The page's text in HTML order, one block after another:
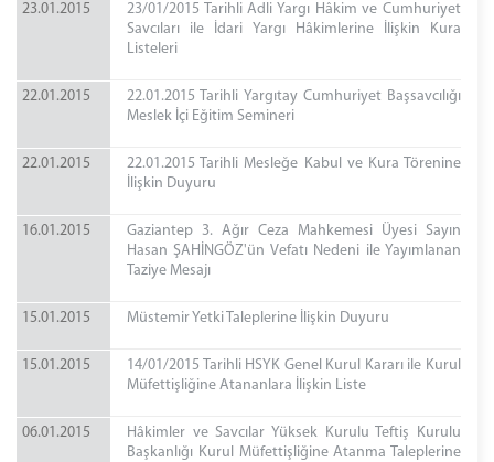
23.01.2015
23/01/2015 Tarihli Adli Yargı Hâkim ve Cumhuriyet
Savcıları ile İdari Yargı Hâkimlerine İlişkin Kura
Listeleri
22.01.2015
22.01.2015 Tarihli Yargıtay Cumhuriyet Başsavcılığı
Meslek İçi Eğitim Semineri
22.01.2015
22.01.2015 Tarihli Mesleğe Kabul ve Kura Törenine
İlişkin Duyuru
16.01.2015
Gaziantep 3. Ağır Ceza Mahkemesi Üyesi Sayın
Hasan ŞAHİNGÖZ'ün Vefatı Nedeni ile Yayımlanan
Taziye Mesajı
15.01.2015 Müstemir Yetki Taleplerine İlişkin Duyuru
15.01.2015
14/01/2015 Tarihli HSYK Genel Kurul Kararı ile Kurul
Müfettişliğine Atananlara İlişkin Liste
06.01.2015
Hâkimler ve Savcılar Yüksek Kurulu Teftiş Kurulu
Başkanlığı Kurul Müfettişliğine Atanma Taleplerine